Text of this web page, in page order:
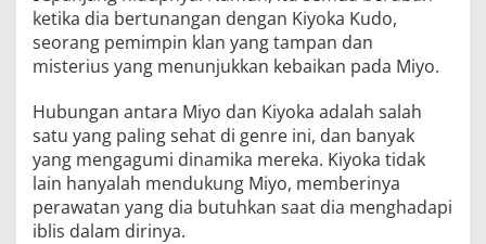
ketika dia bertunangan dengan Kiyoka Kudo,
seorang pemimpin klan yang tampan dan
misterius yang menunjukkan kebaikan pada Miyo.
Hubungan antara Miyo dan Kiyoka adalah salah
satu yang paling sehat di genre ini, dan banyak
yang mengagumi dinamika mereka. Kiyoka tidak
lain hanyalah mendukung Miyo, memberinya
perawatan yang dia butuhkan saat dia menghadapi
iblis dalam dirinya.